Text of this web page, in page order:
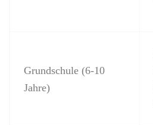
Grundschule (6-10
Jahre)